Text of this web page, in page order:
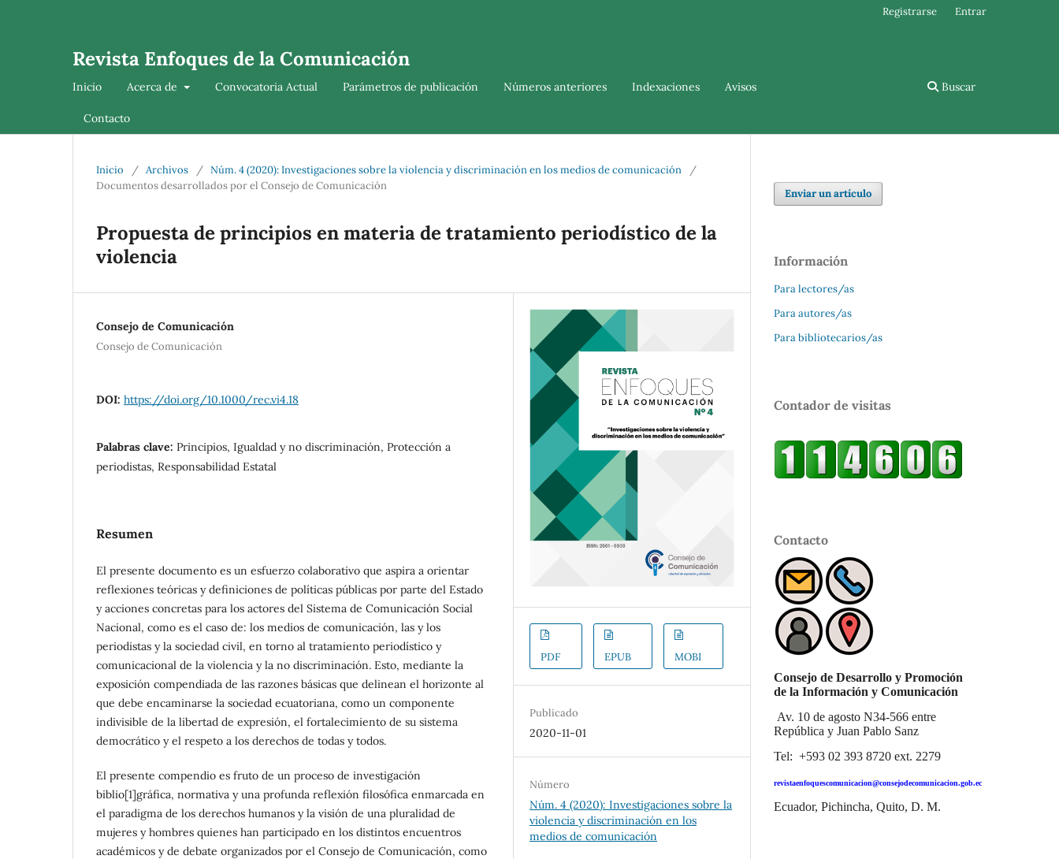
Revista Enfoques de la Comunicación
Inicio Acerca de Convocatoria Actual Parámetros de publicación Números anteriores Indexaciones Avisos
Contacto
Buscar
Registrarse Entrar
Inicio / Archivos / Núm. 4 (2020): Investigaciones sobre la violencia y discriminación en los medios de comunicación
/
Documentos desarrollados por el Consejo de Comunicación
Propuesta de principios en materia de tratamiento periodístico de la
violencia
Consejo de Comunicación
Consejo de Comunicación
DOI: https://doi.org/10.1000/rec.vi4.18
Palabras clave: Principios, Igualdad y no discriminación, Protección a
periodistas, Responsabilidad Estatal
Resumen
El presente documento es un esfuerzo colaborativo que aspira a orientar
reflexiones teóricas y definiciones de políticas públicas por parte del Estado
y acciones concretas para los actores del Sistema de Comunicación Social
Nacional, como es el caso de: los medios de comunicación, las y los
periodistas y la sociedad civil, en torno al tratamiento periodístico y
comunicacional de la violencia y la no discriminación. Esto, mediante la
exposición compendiada de las razones básicas que delinean el horizonte al
que debe encaminarse la sociedad ecuatoriana, como un componente
indivisible de la libertad de expresión, el fortalecimiento de su sistema
democrático y el respeto a los derechos de todas y todos.
El presente compendio es fruto de un proceso de investigación
biblio[1]gráfica, normativa y una profunda reflexión filosófica enmarcada en
el paradigma de los derechos humanos y la visión de una pluralidad de
mujeres y hombres quienes han participado en los distintos encuentros
académicos y de debate organizados por el Consejo de Comunicación, como
PDF EPUB MOBI
Publicado
2020-11-01
Número
Núm. 4 (2020): Investigaciones sobre la
violencia y discriminación en los
medios de comunicación
Enviar un artículo
Información
Para lectores/as
Para autores/as
Para bibliotecarios/as
Contador de visitas
Contacto
Consejo de Desarrollo y Promoción
de la Información y Comunicación
Av. 10 de agosto N34-566 entre
República y Juan Pablo Sanz
Tel: +593 02 393 8720 ext. 2279
revistaenfoquescomunicacion@consejodecomunicacion.gob.ec
Ecuador, Pichincha, Quito, D. M.